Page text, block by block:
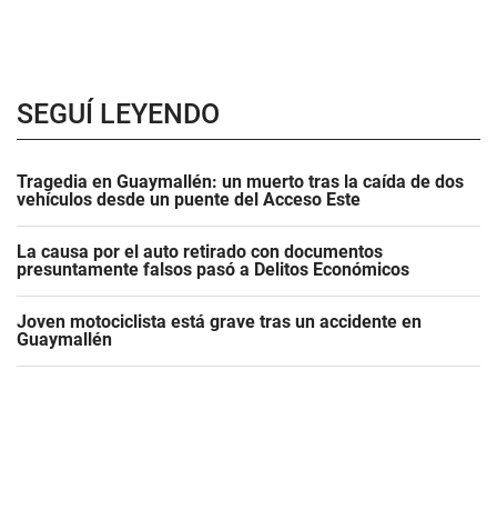
SEGUÍ LEYENDO
Tragedia en Guaymallén: un muerto tras la caída de dos
vehículos desde un puente del Acceso Este
La causa por el auto retirado con documentos
presuntamente falsos pasó a Delitos Económicos
Joven motociclista está grave tras un accidente en
Guaymallén